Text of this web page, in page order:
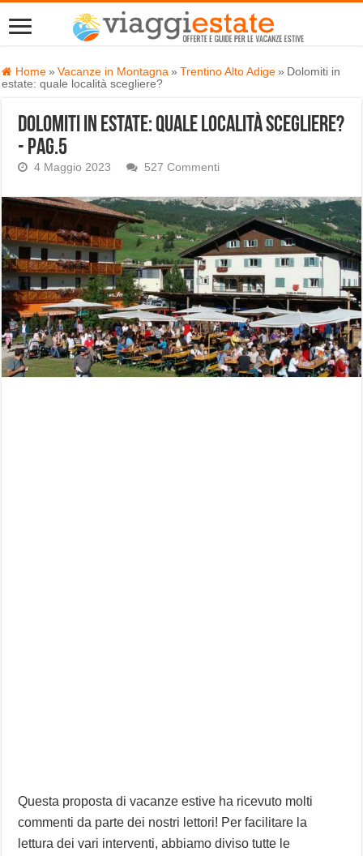
Home » Vacanze in Montagna » Trentino Alto Adige » Dolomiti in
estate: quale località scegliere?
Dolomiti in estate: quale località scegliere?
- Pag.5
4 Maggio 2023 527 Commenti
Questa proposta di vacanze estive ha ricevuto molti
commenti da parte dei nostri lettori! Per facilitare la
lettura dei vari interventi, abbiamo diviso tutte le